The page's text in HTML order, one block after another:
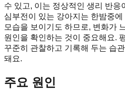
수 있고, 이는 정상적인 생리 반응
심부전이 있는 강아지는 한밤중
모습을 보이기도 하므로, 변화가
원인을 확인하는 것이 중요해요.
꾸준히 관찰하고 기록해 두는 습
돼요.
주요 원인